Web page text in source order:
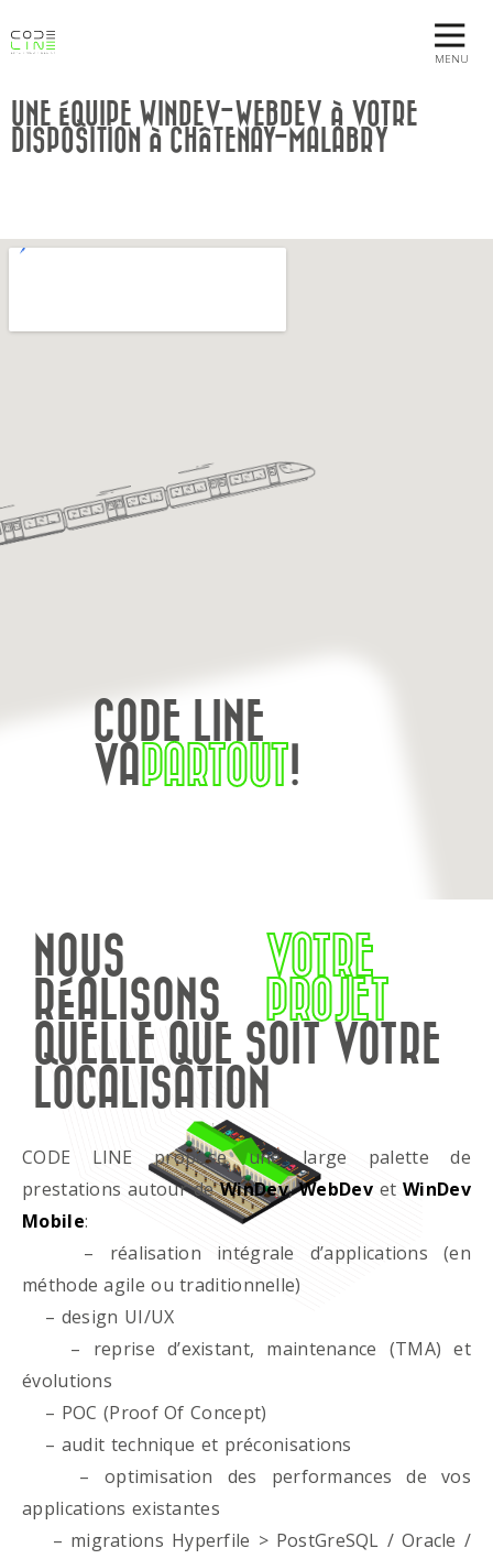
MENU
UNE ÉQUIPE WINDEV-WEBDEV À VOTRE
DISPOSITION À CHÂTENAY-MALABRY
CODE LINE
VAPARTOUT!
NOUS
RÉALISONS
VOTRE
PROJET
QUELLE QUE SOIT VOTRE
LOCALISATION
CODE LINE propose une large palette de
prestations autour deWinDev,WebDevet WinDev
Mobile:
– réalisation intégrale d’applications (en
méthode agile ou traditionnelle)
– design UI/UX
– reprise d’existant, maintenance (TMA) et
évolutions
– POC (Proof Of Concept)
– audit technique et préconisations
– optimisation des performances de vos
applications existantes
– migrations Hyperfile > PostGreSQL / Oracle /